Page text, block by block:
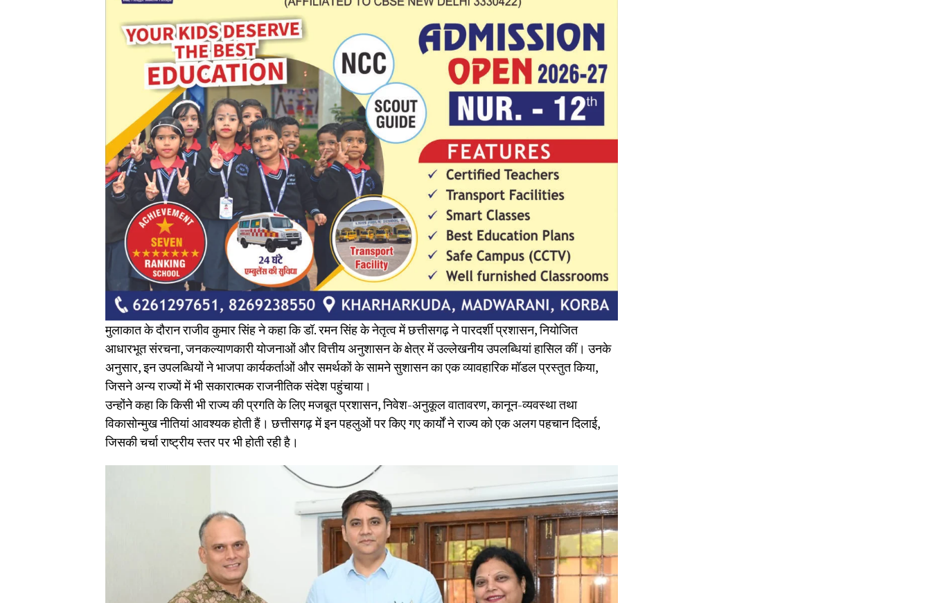
मुलाकात के दौरान राजीव कुमार सिंह ने कहा कि डॉ. रमन सिंह के नेतृत्व में छत्तीसगढ़ ने पारदर्शी प्रशासन, नियोजित
आधारभूत संरचना, जनकल्याणकारी योजनाओं और वित्तीय अनुशासन के क्षेत्र में उल्लेखनीय उपलब्धियां हासिल कीं। उनके
अनुसार, इन उपलब्धियों ने भाजपा कार्यकर्ताओं और समर्थकों के सामने सुशासन का एक व्यावहारिक मॉडल प्रस्तुत किया,
जिसने अन्य राज्यों में भी सकारात्मक राजनीतिक संदेश पहुंचाया।
उन्होंने कहा कि किसी भी राज्य की प्रगति के लिए मजबूत प्रशासन, निवेश-अनुकूल वातावरण, कानून-व्यवस्था तथा
विकासोन्मुख नीतियां आवश्यक होती हैं। छत्तीसगढ़ में इन पहलुओं पर किए गए कार्यों ने राज्य को एक अलग पहचान दिलाई,
जिसकी चर्चा राष्ट्रीय स्तर पर भी होती रही है।